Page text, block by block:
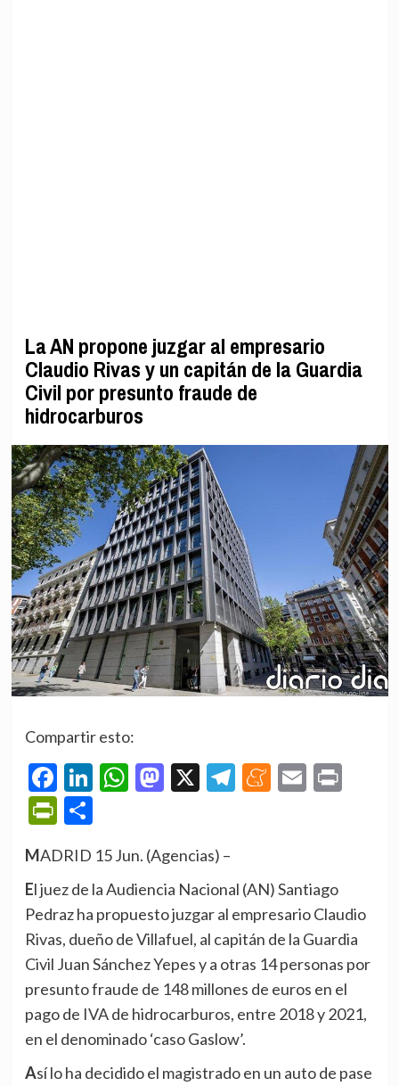
La AN propone juzgar al empresario
Claudio Rivas y un capitán de la Guardia
Civil por presunto fraude de
hidrocarburos
Compartir esto:
Facebook
LinkedIn
WhatsApp
Mastodon
X Telegram
Meneame
Email
PrintFriendly
Compartir
MADRID 15 Jun. (Agencias) –
El juez de la Audiencia Nacional (AN) Santiago
Pedraz ha propuesto juzgar al empresario Claudio
Rivas, dueño de Villafuel, al capitán de la Guardia
Civil Juan Sánchez Yepes y a otras 14 personas por
presunto fraude de 148 millones de euros en el
pago de IVA de hidrocarburos, entre 2018 y 2021,
en el denominado ‘caso Gaslow’.
Así lo ha decidido el magistrado en un auto de pase